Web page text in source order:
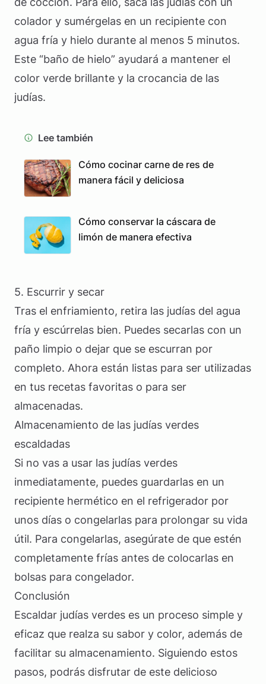
colador y sumérgelas en un recipiente con
agua fría y hielo durante al menos 5 minutos.
Este “baño de hielo” ayudará a mantener el
color verde brillante y la crocancia de las
judías.
Lee también
Cómo cocinar carne de res de
manera fácil y deliciosa
Cómo conservar la cáscara de
limón de manera efectiva
5. Escurrir y secar
Tras el enfriamiento, retira las judías del agua
fría y escúrrelas bien. Puedes secarlas con un
paño limpio o dejar que se escurran por
completo. Ahora están listas para ser utilizadas
en tus recetas favoritas o para ser
almacenadas.
Almacenamiento de las judías verdes
escaldadas
Si no vas a usar las judías verdes
inmediatamente, puedes guardarlas en un
recipiente hermético en el refrigerador por
unos días o congelarlas para prolongar su vida
útil. Para congelarlas, asegúrate de que estén
completamente frías antes de colocarlas en
bolsas para congelador.
Conclusión
Escaldar judías verdes es un proceso simple y
eficaz que realza su sabor y color, además de
facilitar su almacenamiento. Siguiendo estos
pasos, podrás disfrutar de este delicioso